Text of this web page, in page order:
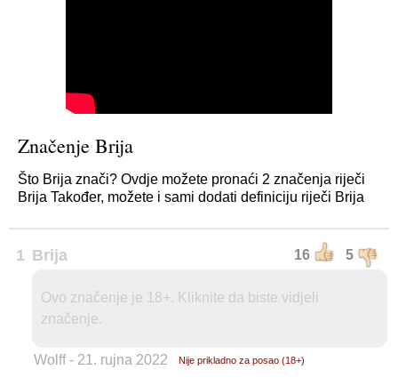
Značenje Brija
Što Brija znači? Ovdje možete pronaći 2 značenja riječi
Brija Također, možete i sami dodati definiciju riječi Brija
1 16 5
Brija
Ovo značenje je 18+. Kliknite da biste vidjeli
značenje.
Wolff- 21. rujna 2022 Nije prikladno za posao (18+)